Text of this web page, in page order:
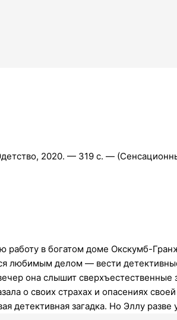
2020. — 319 с. —
в богатом доме Окскумб-
любимым делом — вести
она слышит сверхъестественные
о своих страхах и опасениях
детективная загадка. Но Эллу